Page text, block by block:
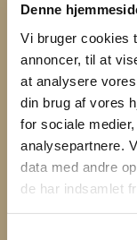
Denne
Vi bruger cookies
annoncer, til at
at analysere
din brug af vores
for sociale
analysepartnere.
data med andre
de har indsamlet